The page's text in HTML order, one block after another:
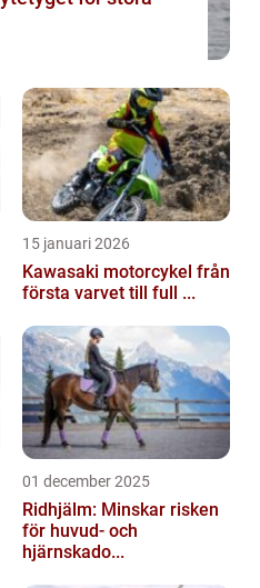
15 januari 2026
Kawasaki motorcykel från
första varvet till full ...
01 december 2025
Ridhjälm: Minskar risken
för huvud- och
hjärnskado...